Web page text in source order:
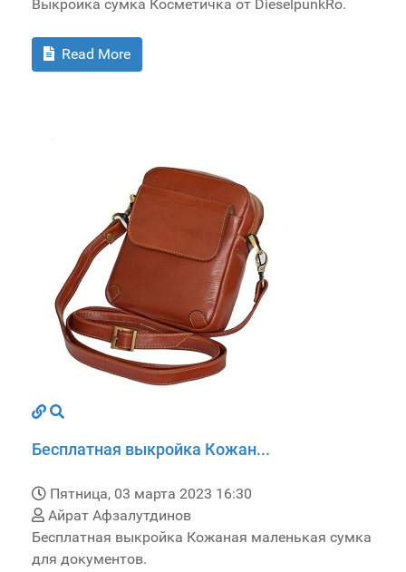
Выкройка сумка Косметичка от DieselpunkRo.
Read More
Бесплатная выкройка Кожан...
Пятница, 03 марта 2023 16:30
Айрат Афзалутдинов
Бесплатная выкройка Кожаная маленькая сумка
для документов.